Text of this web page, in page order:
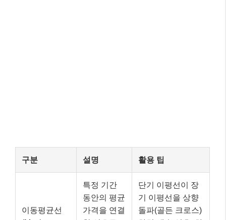
구분 설명 활용 팁
이동평균선
특정 기간
동안의 평균
가격을 연결
단기 이평선이 장
기 이평선을 상향
돌파(골든 크로스)